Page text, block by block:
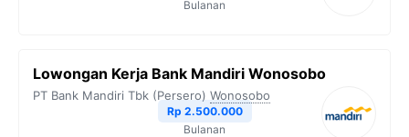
k
Bulanan
Lowongan Kerja Bank Mandiri Wonosobo
PT Bank Mandiri Tbk (Persero) Wonosobo
Rp 2.500.000
Bulanan